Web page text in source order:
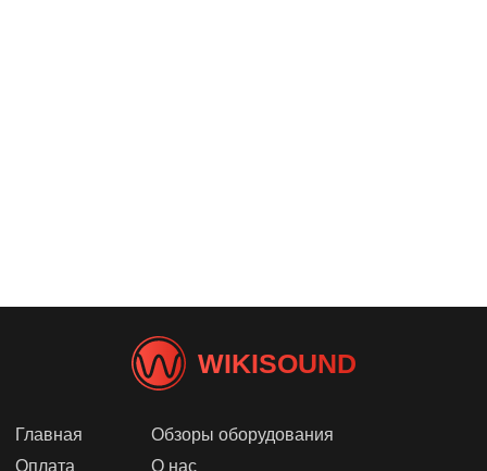
WIKISOUND
Главная
Оплата
Обзоры оборудования
О нас